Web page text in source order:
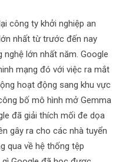
công ty khởi nghiệp an
nhất từ ​​trước đến nay
lớn nhất năm. Google
mạng đó với việc ra mắt
hoạt động sang khu vực
bố mô hình mở Gemma
đã giải thích mối đe dọa
gây ra cho các nhà tuyển
qua về hệ thống tệp